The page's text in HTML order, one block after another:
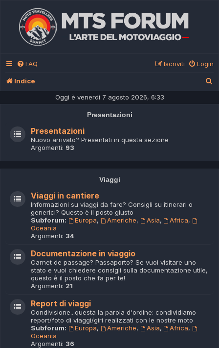
FAQ Login
Iscriviti
Indice
Oggi è venerdì 7 agosto 2026, 6:33
Presentazioni
Presentazioni
Nuovo arrivato? Presentati in questa sezione
Argomenti: 93
Viaggi
Viaggi in cantiere
Informazioni su viaggi da fare? Consigli su itinerari o
generici? Questo è il posto giusto
Subforum:
Europa, Americhe, Asia, Africa,
Oceania
Argomenti: 34
Documentazione in viaggio
Carnet de passage? Passaporto? Se vuoi visitare uno
stato e vuoi chiedere consigli sulla documentazione utile,
questo è il posto che fa per te!
Argomenti: 21
Report di viaggi
Condivisione...questa la parola d'ordine: condividiamo
report/foto di viaggi/giri realizzati con le nostre moto
Subforum:
Europa, Americhe, Asia, Africa,
Oceania
Argomenti: 36